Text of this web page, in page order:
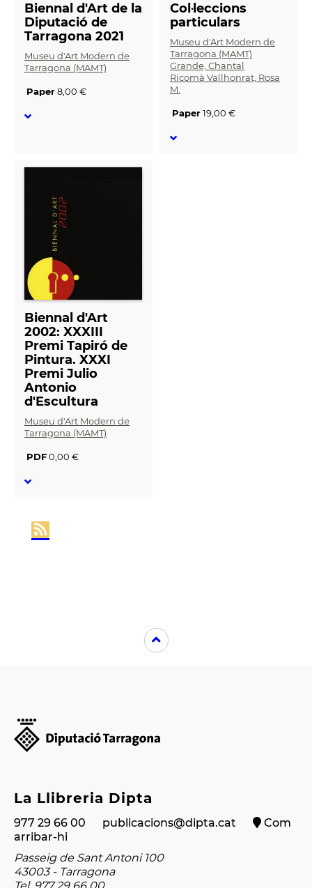
Biennal d'Art de la
Diputació de
Tarragona 2021
Museu d'Art Modern de
Tarragona (MAMT)
Paper8,00 €
Col·leccions
particulars
Museu d'Art Modern de
Tarragona (MAMT)
Grande, Chantal
Ricomà Vallhonrat, Rosa
M.
Paper19,00 €
Biennal d'Art
2002: XXXIII
Premi Tapiró de
Pintura. XXXI
Premi Julio
Antonio
d'Escultura
Museu d'Art Modern de
Tarragona (MAMT)
PDF0,00 €
La Llibreria Dipta
977 29 66 00 publicacions@dipta.cat
Com
arribar-hi
Passeig de Sant Antoni 100
43003 - Tarragona